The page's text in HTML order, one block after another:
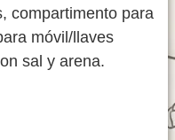
compartimento para
móvil/llaves
sal y arena.